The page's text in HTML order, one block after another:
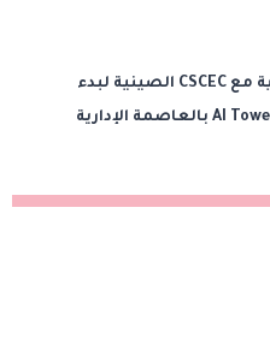
AIG توقع اتفاقية مع CSCEC الصينية لبدء
تنفيذ مشروع AI Tower بالعاصمة الإدارية